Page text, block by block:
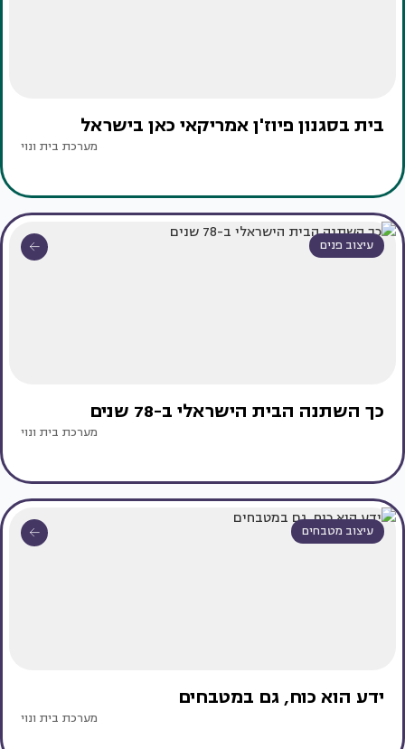
בית בסגנון פיוז'ן אמריקאי כאן בישראל
מערכת בית ונוי
עיצוב פנים
כך השתנה הבית הישראלי ב-78 שנים
מערכת בית ונוי
עיצוב מטבחים
ידע הוא כוח, גם במטבחים
מערכת בית ונוי